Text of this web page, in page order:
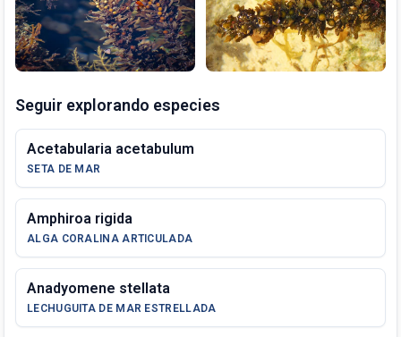
Seguir explorando especies
Acetabularia acetabulum
SETA DE MAR
Amphiroa rigida
ALGA CORALINA ARTICULADA
Anadyomene stellata
LECHUGUITA DE MAR ESTRELLADA